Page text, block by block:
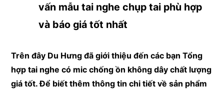
vấn mẫu tai nghe chụp tai phù hợp
và báo giá tốt nhất
Trên đây Du Hưng đã giới thiệu đến các bạn Tổng
hợp tai nghe có mic chống ồn không dây chất lượng
giá tốt. Để biết thêm thông tin chi tiết về sản phẩm